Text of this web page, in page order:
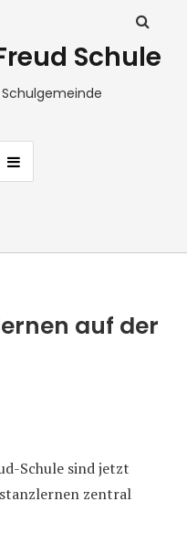
Schule
auf der
Schule sind jetzt
zentral